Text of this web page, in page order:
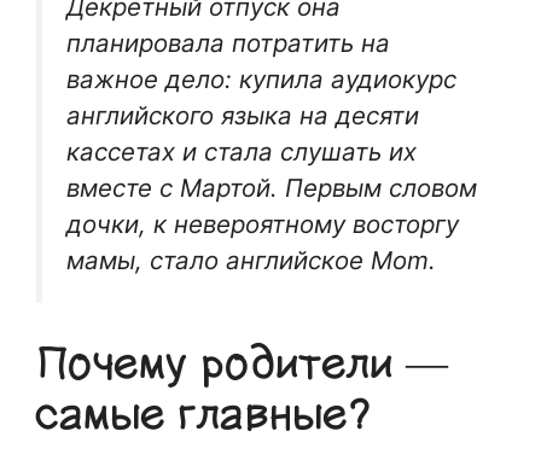
Декретный отпуск она
планировала потратить на
важное дело: купила аудиокурс
английского языка на десяти
кассетах и стала слушать их
вместе с Мартой. Первым словом
дочки, к невероятному восторгу
мамы, стало английское Mom.
Почему родители —
самые главные?